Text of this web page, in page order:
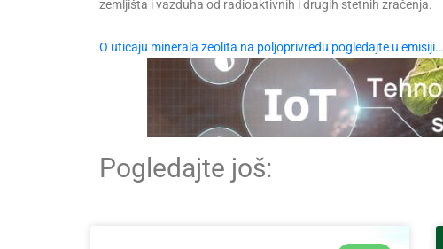
zemljišta i vazduha od radioaktivnih i drugih stetnih zračenja.
O uticaju minerala zeolita na poljoprivredu pogledajte u emisiji…
Pogledajte još: